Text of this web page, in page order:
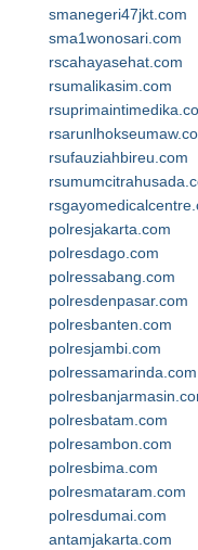
smanegeri47jkt.com
sma1wonosari.com
rscahayasehat.com
rsumalikasim.com
rsufauziahbireu.com
polresjakarta.com
polresdago.com
polressabang.com
polresdenpasar.com
polresbanten.com
polresjambi.com
polressamarinda.com
polresbatam.com
polresambon.com
polresbima.com
polresmataram.com
polresdumai.com
antamjakarta.com